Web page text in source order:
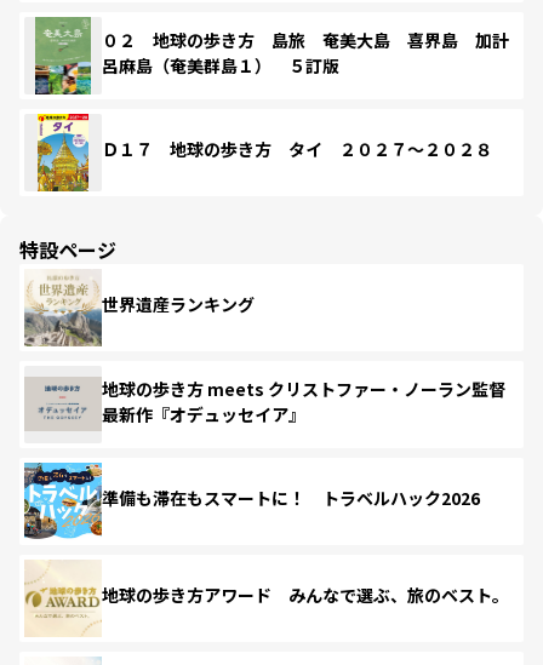
０２ 地球の歩き方 島旅 奄美大島 喜界島 加計
呂麻島（奄美群島１） ５訂版
Ｄ１７ 地球の歩き方 タイ ２０２７～２０２８
特設ページ
世界遺産ランキング
地球の歩き方 meets クリストファー・ノーラン監督
最新作『オデュッセイア』
準備も滞在もスマートに！ トラベルハック2026
地球の歩き方アワード みんなで選ぶ、旅のベスト。